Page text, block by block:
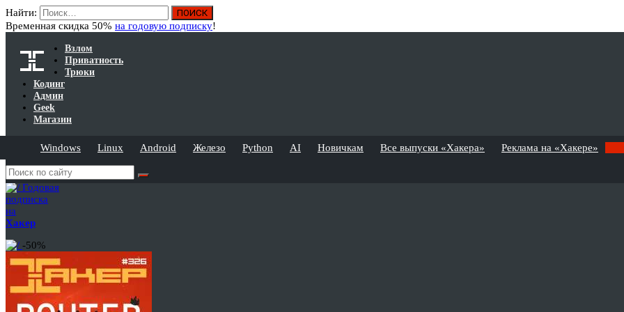
Найти:
Временная скидка 50% на годовую подписку!
Взлом
Приватность
Трюки
Кодинг
Админ
Geek
Магазин
Windows Linux Android Железо Python AI Новичкам Все выпуски «Хакера» Реклама на «Хакере»
Годовая
подписка
на
Хакер
-50%